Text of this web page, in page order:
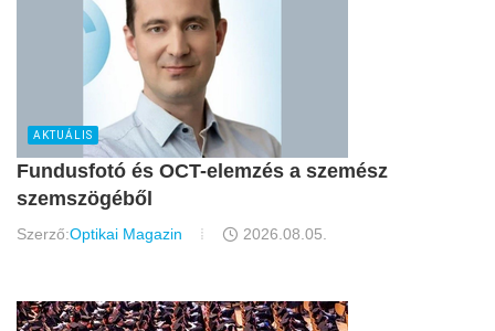
AKTUÁLIS
Fundusfotó és OCT-elemzés a szemész
szemszögéből
Szerző:Optikai Magazin 2026.08.05.